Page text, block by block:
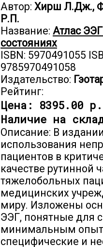
Автор: Хирш Л.Дж.,
Р.П.
Название: Атлас
состояниях
ISBN: 5970491055
9785970491058
Издательство:
Рейтинг:
Цена: 8395.00 р.
Наличие на
Описание: В
использования
пациентов в
качестве рутинной
тяжелобольных
медицинских
миру. Изложены
ЭЭГ, понятные для
минимальным
специфические и